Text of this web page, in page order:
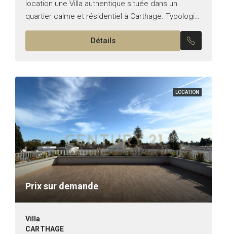
location une Villa authentique située dans un
quartier calme et résidentiel à Carthage. Typologie:
S+4 Superficie bâti: 250 m² Superficie terrain: 1000
Détails
LOCATION
Prix sur demande
Villa
CARTHAGE